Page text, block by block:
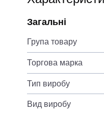
Загальні
Група товару
Торгова марка
Тип виробу
Вид виробу